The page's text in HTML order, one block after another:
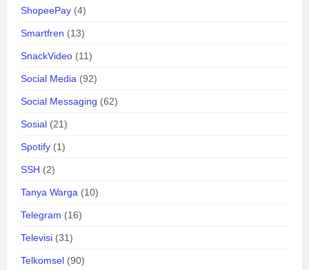
ShopeePay (4)
Smartfren (13)
SnackVideo (11)
Social Media (92)
Social Messaging (62)
Sosial (21)
Spotify (1)
SSH (2)
Tanya Warga (10)
Telegram (16)
Televisi (31)
Telkomsel (90)